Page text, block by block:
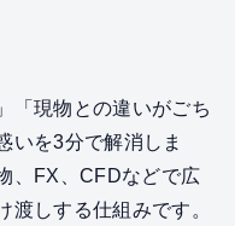
「現物との違いがごち
を3分で解消しま
、FX、CFDなどで広
渡しする仕組みです。